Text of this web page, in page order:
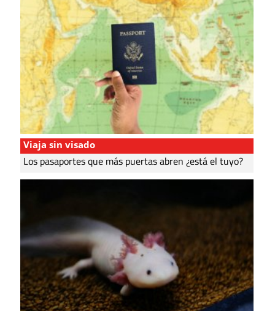
Viaja sin visado
Los pasaportes que más puertas abren ¿está el tuyo?